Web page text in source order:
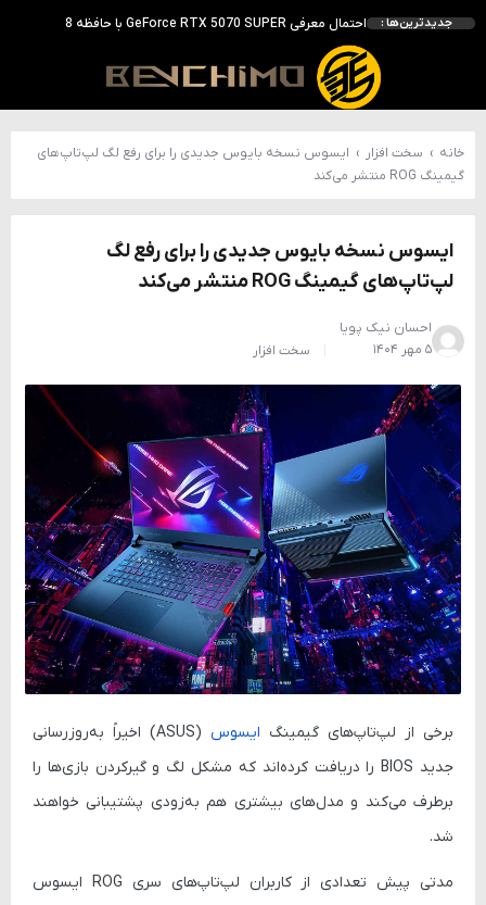
جدیدترین‌ها :
احتمال معرفی GeForce RTX 5070 SUPER با حافظه 18 گیگابایتی؛ ارتقای محسوس نسبت به مدل استاندارد
انویدیا DLSS 5 را با سه مدل هوش مصنوعی معرفی کرد؛ انتقادهای اولیه نتیجه داد
انویدیا پردازنده 88 هسته‌ای Vera را معرفی کرد؛ CPU اختصاصی برای نسل بعدی هوش مصنوعی
بالاخره سنسور Hotspot کارت‌های RTX 50 ظاهر شد؛ HWMonitor 1.65 تنها نماینده نمایش نیست
خانه › سخت افزار › ایسوس نسخه بایوس جدیدی را برای رفع لگ لپ‌تاپ‌های
گیمینگ ROG منتشر می‌کند
ایسوس نسخه بایوس جدیدی را برای رفع لگ
لپ‌تاپ‌های گیمینگ ROG منتشر می‌کند
احسان نیک پویا
۵ مهر ۱۴۰۴
سخت افزار
برخی از لپ‌تاپ‌های گیمینگ ایسوس
(ASUS) اخیراً به‌روزرسانی
جدید BIOS را دریافت کرده‌اند که مشکل لگ و گیرکردن بازی‌ها را
برطرف می‌کند و مدل‌های بیشتری هم به‌زودی پشتیبانی خواهند
شد.
مدتی پیش تعدادی از کاربران لپ‌تاپ‌های سری ROG ایسوس